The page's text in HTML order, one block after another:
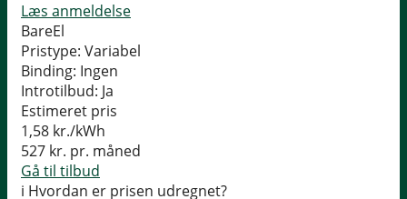
Læs anmeldelse
BareEl
Pristype: Variabel
Binding: Ingen
Introtilbud: Ja
Estimeret pris
1,58 kr./kWh
527 kr. pr. måned
Gå til tilbud
i Hvordan er prisen udregnet?